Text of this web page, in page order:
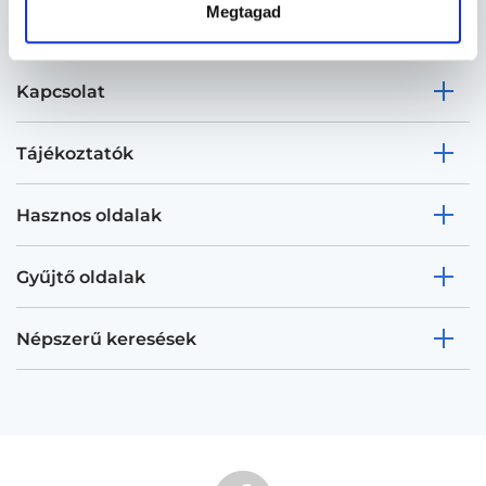
Megtagad
Kapcsolat
Tájékoztatók
Hasznos oldalak
Gyűjtő oldalak
Népszerű keresések